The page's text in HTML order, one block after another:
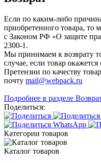
Если по каким-либо
приобретенного товара, то
с Законом РФ «О защите
2300-1.
Мы принимаем к возврату
случае, если товар
Претензии по качеству
почту mail@webpack.ru
Подробнее в разделе
Поделиться:
Категории товаров
Каталог товаров